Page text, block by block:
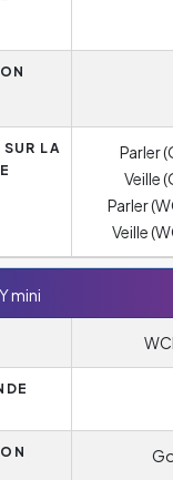
LA
Parler
Veille
Parler
Veille
mini